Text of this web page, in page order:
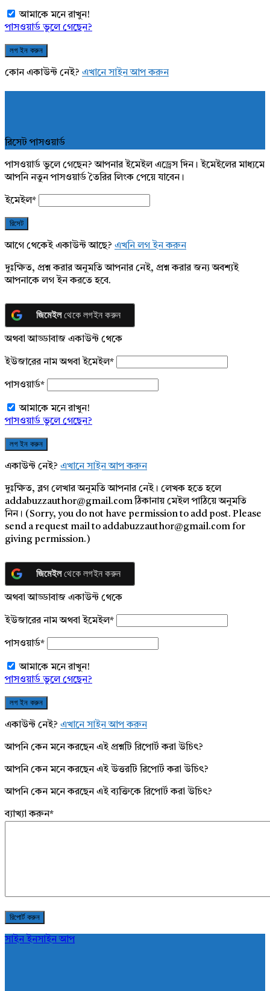
আমাকে মনে রাখুন!
পাসওয়ার্ড ভুলে গেছেন?
কোন একাউন্ট নেই? এখানে সাইন আপ করুন
রিসেট পাসওয়ার্ড
পাসওয়ার্ড ভুলে গেছেন? আপনার ইমেইল এড্রেস দিন। ইমেইলের মাধ্যমে
আপনি নতুন পাসওয়ার্ড তৈরির লিংক পেয়ে যাবেন।
ইমেইল*
আগে থেকেই একাউন্ট আছে? এখনি লগ ইন করুন
দুঃক্ষিত, প্রশ্ন করার অনুমতি আপনার নেই, প্রশ্ন করার জন্য অবশ্যই
আপনাকে লগ ইন করতে হবে.
জিমেইলথেকে লগইন করুন
অথবা আড্ডাবাজ একাউন্ট থেকে
ইউজারের নাম অথবা ইমেইল*
পাসওয়ার্ড*
আমাকে মনে রাখুন!
পাসওয়ার্ড ভুলে গেছেন?
একাউন্ট নেই? এখানে সাইন আপ করুন
দুঃক্ষিত, ব্লগ লেখার অনুমতি আপনার নেই। লেখক হতে হলে
addabuzzauthor@gmail.com ঠিকানায় মেইল পাঠিয়ে অনুমতি
নিন। (Sorry, you do not have permission to add post. Please
send a request mail to addabuzzauthor@gmail.com for
giving permission.)
জিমেইলথেকে লগইন করুন
অথবা আড্ডাবাজ একাউন্ট থেকে
ইউজারের নাম অথবা ইমেইল*
পাসওয়ার্ড*
আমাকে মনে রাখুন!
পাসওয়ার্ড ভুলে গেছেন?
একাউন্ট নেই? এখানে সাইন আপ করুন
আপনি কেন মনে করছেন এই প্রশ্নটি রিপোর্ট করা উচিৎ?
আপনি কেন মনে করছেন এই উত্তরটি রিপোর্ট করা উচিৎ?
আপনি কেন মনে করছেন এই ব্যক্তিকে রিপোর্ট করা উচিৎ?
ব্যাখ্যা করুন*
সাইন ইনসাইন আপ